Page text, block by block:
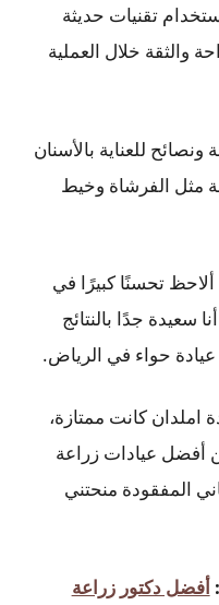
تقنيات حديثة
والثقة خلال العملية
للعناية بالأسنان
مثل الفرشاة وخيط
تحسنًا كبيرًا في
سعيدة جدًا بالنتائج
حواء في الرياض.
املدان كانت ممتازة،
أفضل عيادات زراعة
المفقودة منحتني
أفضل دكتور زراعة